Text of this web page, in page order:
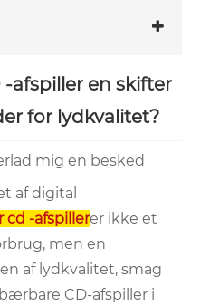
afspiller en skifter
for lydkvalitet?
mig en besked
af digital
-afspillerer ikke et
men en
af ​​lydkvalitet, smag
CD-afspiller i